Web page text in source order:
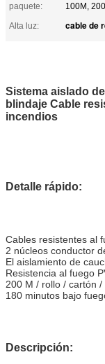
paquete:
100M,
Alta luz:
cable de
Sistema aislado
blindaje Cable
incendios
Detalle rápido:
Cables resistentes al
2 núcleos conductor
El aislamiento de
Resistencia al fuego
200 M / rollo / cartón /
180 minutos bajo
Descripción: